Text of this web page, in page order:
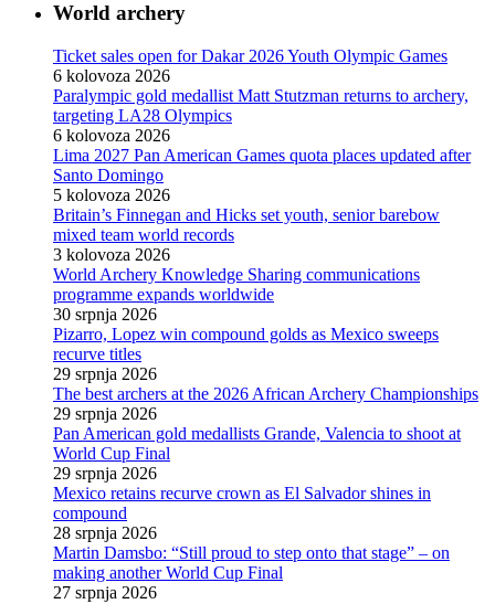
World archery
Ticket sales open for Dakar 2026 Youth Olympic Games
6 kolovoza 2026
Paralympic gold medallist Matt Stutzman returns to archery,
targeting LA28 Olympics
6 kolovoza 2026
Lima 2027 Pan American Games quota places updated after
Santo Domingo
5 kolovoza 2026
Britain’s Finnegan and Hicks set youth, senior barebow
mixed team world records
3 kolovoza 2026
World Archery Knowledge Sharing communications
programme expands worldwide
30 srpnja 2026
Pizarro, Lopez win compound golds as Mexico sweeps
recurve titles
29 srpnja 2026
The best archers at the 2026 African Archery Championships
29 srpnja 2026
Pan American gold medallists Grande, Valencia to shoot at
World Cup Final
29 srpnja 2026
Mexico retains recurve crown as El Salvador shines in
compound
28 srpnja 2026
Martin Damsbo: “Still proud to step onto that stage” – on
making another World Cup Final
27 srpnja 2026